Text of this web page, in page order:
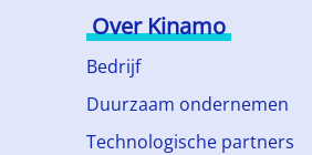
Over Kinamo
Bedrijf
Duurzaam ondernemen
Technologische partners